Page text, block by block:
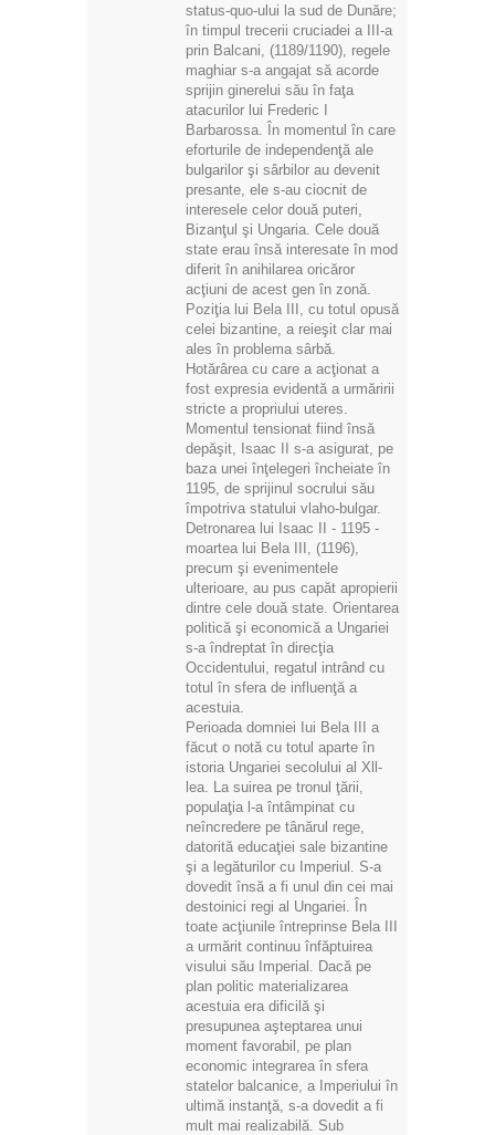
status-quo-ului la sud de Dunăre;
în timpul trecerii cruciadei a III-a
prin Balcani, (1189/1190), regele
maghiar s-a angajat să acorde
sprijin ginerelui său în faţa
atacurilor lui Frederic I
Barbarossa. În momentul în care
eforturile de independenţă ale
bulgarilor şi sârbilor au devenit
presante, ele s-au ciocnit de
interesele celor două puteri,
Bizanţul şi Ungaria. Cele două
state erau însă interesate în mod
diferit în anihilarea oricăror
acţiuni de acest gen în zonă.
Poziţia lui Bela III, cu totul opusă
celei bizantine, a reieşit clar mai
ales în problema sârbă.
Hotărârea cu care a acţionat a
fost expresia evidentă a urmăririi
stricte a propriului uteres.
Momentul tensionat fiind însă
depăşit, Isaac II s-a asigurat, pe
baza unei înţelegeri încheiate în
1195, de sprijinul socrului său
împotriva statului vlaho-bulgar.
Detronarea lui Isaac II - 1195 -
moartea lui Bela III, (1196),
precum şi evenimentele
ulterioare, au pus capăt apropierii
dintre cele două state. Orientarea
politică şi economică a Ungariei
s-a îndreptat în direcţia
Occidentului, regatul intrând cu
totul în sfera de influenţă a
acestuia.
Perioada domniei Iui Bela III a
făcut o notă cu totul aparte în
istoria Ungariei secolului al Xll-
lea. La suirea pe tronul ţării,
populaţia l-a întâmpinat cu
neîncredere pe tânărul rege,
datorită educaţiei sale bizantine
şi a legăturilor cu Imperiul. S-a
dovedit însă a fi unul din cei mai
destoinici regi al Ungariei. În
toate acţiunile întreprinse Bela III
a urmărit continuu înfăptuirea
visului său Imperial. Dacă pe
plan politic materializarea
acestuia era dificilă şi
presupunea aşteptarea unui
moment favorabil, pe plan
economic integrarea în sfera
statelor balcanice, a Imperiului în
ultimă instanţă, s-a dovedit a fi
mult mai realizabilă. Sub